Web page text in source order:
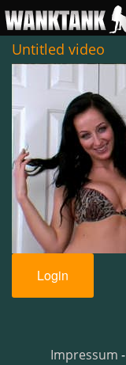
LOGIN
Untitled video
Login
Impressum -